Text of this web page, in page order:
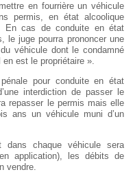
en fourrière un véhicule
permis, en état alcoolique
En cas de conduite en état
le juge pourra prononcer une
véhicule dont le condamné
en est le propriétaire ».
pour conduite en état
interdiction de passer le
repasser le permis mais elle
ans un véhicule muni d’un
dans chaque véhicule sera
application), les débits de
vendre.